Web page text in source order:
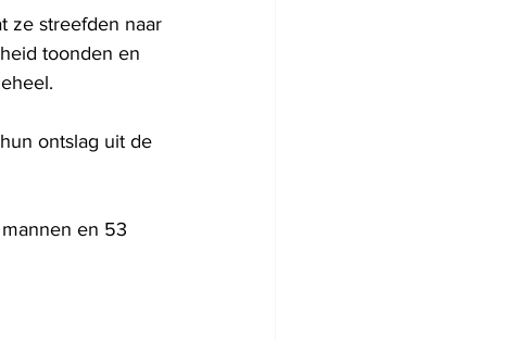
ze streefden naar
toonden en
ontslag uit de
en 53